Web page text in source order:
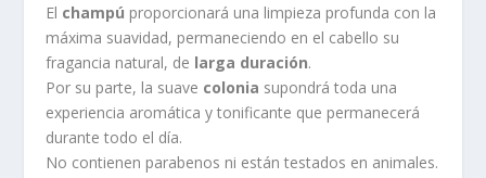
El champú proporcionará una limpieza profunda con la
máxima suavidad, permaneciendo en el cabello su
fragancia natural, de larga duración.
Por su parte, la suave colonia supondrá toda una
experiencia aromática y tonificante que permanecerá
durante todo el día.
No contienen parabenos ni están testados en animales.